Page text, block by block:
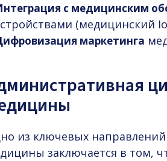
с медицинским
(медицинский
маркетинга
из ключевых направлений
заключается в том,